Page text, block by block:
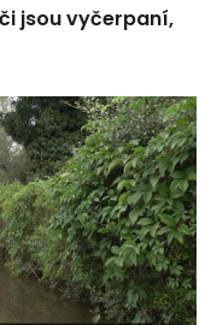
jsou vyčerpaní,